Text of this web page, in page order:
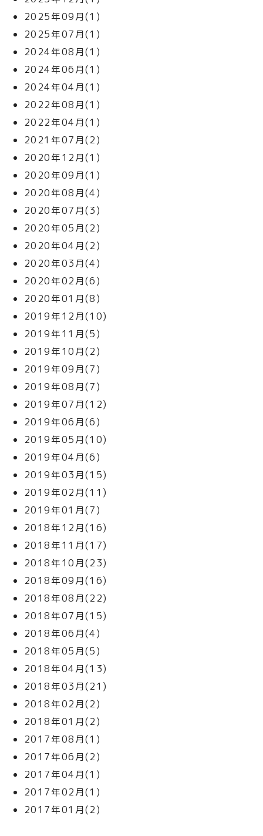
2025年09月(1)
2025年07月(1)
2024年08月(1)
2024年06月(1)
2024年04月(1)
2022年08月(1)
2022年04月(1)
2021年07月(2)
2020年12月(1)
2020年09月(1)
2020年08月(4)
2020年07月(3)
2020年05月(2)
2020年04月(2)
2020年03月(4)
2020年02月(6)
2020年01月(8)
2019年12月(10)
2019年11月(5)
2019年10月(2)
2019年09月(7)
2019年08月(7)
2019年07月(12)
2019年06月(6)
2019年05月(10)
2019年04月(6)
2019年03月(15)
2019年02月(11)
2019年01月(7)
2018年12月(16)
2018年11月(17)
2018年10月(23)
2018年09月(16)
2018年08月(22)
2018年07月(15)
2018年06月(4)
2018年05月(5)
2018年04月(13)
2018年03月(21)
2018年02月(2)
2018年01月(2)
2017年08月(1)
2017年06月(2)
2017年04月(1)
2017年02月(1)
2017年01月(2)